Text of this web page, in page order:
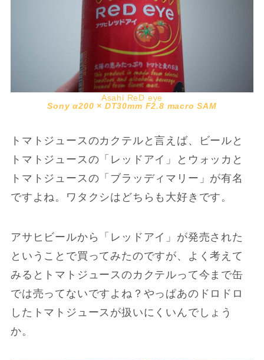
Asahi ReD eye
Sony α200 × DT30mm F2.8 macro SAM
トマトジュースのカクテルと言えば、ビールと
トマトジュースの「レッドアイ」とウォッカと
トマトジュースの「ブラッディマリー」が有名
ですよね。ワタクシはどちらも大好きです。
アサヒビールから「レッドアイ」が発売された
ということで買ってみたのですが、よく考えて
みるとトマトジュースのカクテルって今まで缶
では売ってないですよね？やっぱあのドロドロ
したトマトジュースが扱いにくいんでしょう
か。